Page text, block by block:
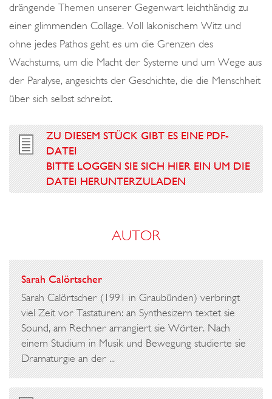
drängende Themen unserer Gegenwart leichthändig zu
einer glimmenden Collage. Voll lakonischem Witz und
ohne jedes Pathos geht es um die Grenzen des
Wachstums, um die Macht der Systeme und um Wege aus
der Paralyse, angesichts der Geschichte, die die Menschheit
über sich selbst schreibt.
ZU DIESEM STÜCK GIBT ES EINE PDF-
DATEI
BITTE LOGGEN SIE SICH HIER EIN UM DIE
DATEI HERUNTERZULADEN
AUTOR
Sarah Calörtscher
Sarah Calörtscher (1991 in Graubünden) verbringt
viel Zeit vor Tastaturen: an Synthesizern textet sie
Sound, am Rechner arrangiert sie Wörter. Nach
einem Studium in Musik und Bewegung studierte sie
Dramaturgie an der ...